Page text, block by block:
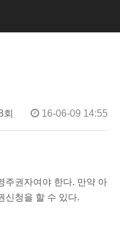
회 16-06-09 14:55
주권자여야 한다. 만약 아
신청을 할 수 있다.